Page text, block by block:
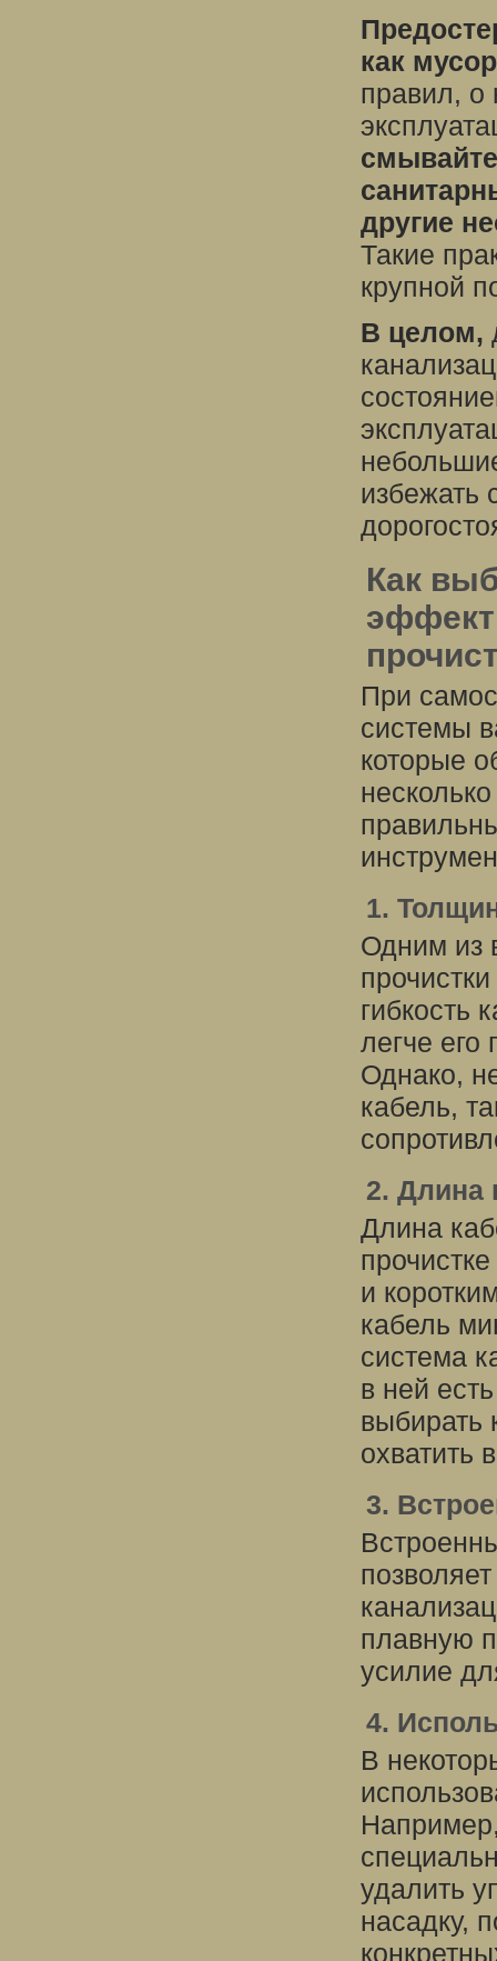
как
правил, о
другие
Такие
крупной
В целом,
избежать
Как
При
системы
которые
1.
Одним из
гибкость
легче его
Однако,
кабель,
2. Длина
Длина
и
кабель
система
в ней
выбирать
охватить
3.
плавную
усилие
4.
В
удалить
насадку,